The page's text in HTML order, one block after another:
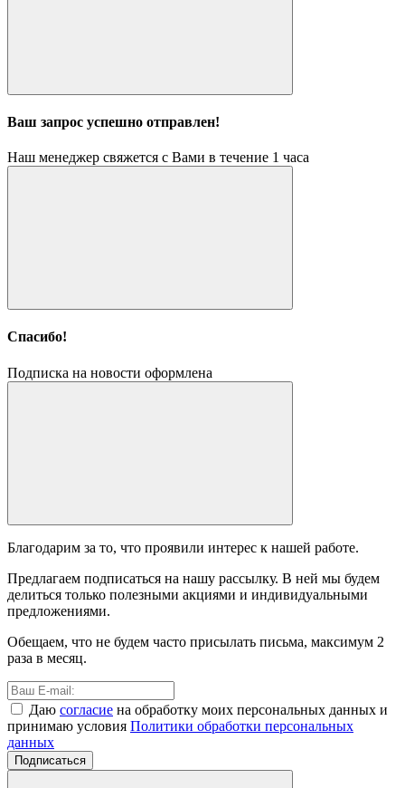
Ваш запрос успешно отправлен!
Наш менеджер свяжется с Вами в течение 1 часа
Спасибо!
Подписка на новости оформлена
Благодарим за то, что проявили интерес к нашей работе.
Предлагаем подписаться на нашу рассылку. В ней мы будем
делиться только полезными акциями и индивидуальными
предложениями.
Обещаем, что не будем часто присылать письма, максимум 2
раза в месяц.
Даю согласие на обработку моих персональных данных и
принимаю условия Политики обработки персональных
данных
Подписаться